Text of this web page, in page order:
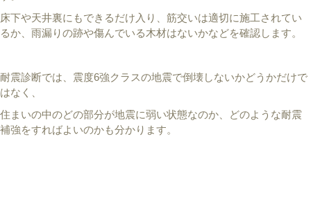
床下や天井裏にもできるだけ入り、筋交いは適切に施工されてい
るか、雨漏りの跡や傷んでいる木材はないかなどを確認します。
耐震診断では、震度6強クラスの地震で倒壊しないかどうかだけで
はなく、
住まいの中のどの部分が地震に弱い状態なのか、どのような耐震
補強をすればよいのかも分かります。